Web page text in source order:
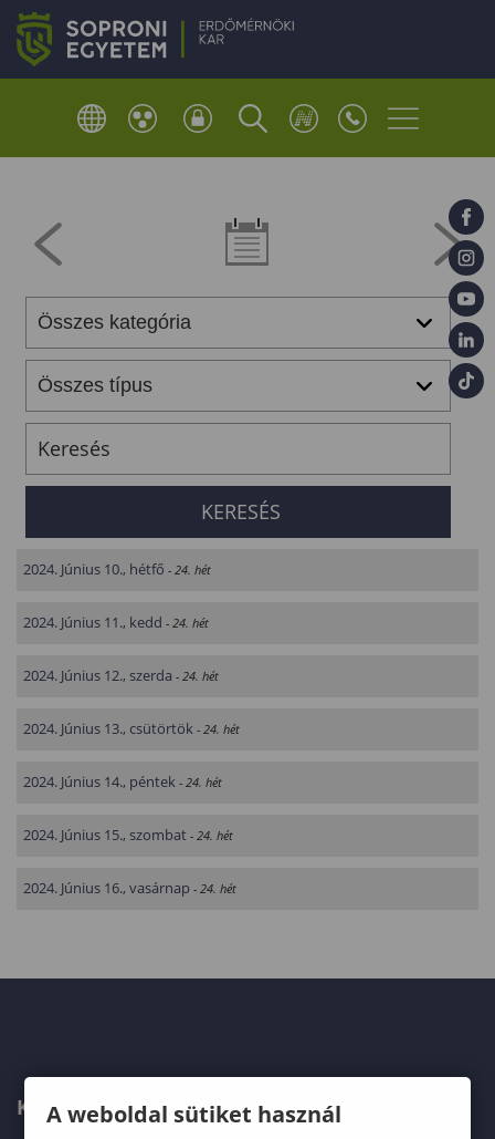
2024. Június 10., hétfő - 24. hét
2024. Június 11., kedd - 24. hét
2024. Június 12., szerda - 24. hét
2024. Június 13., csütörtök - 24. hét
2024. Június 14., péntek - 24. hét
2024. Június 15., szombat - 24. hét
2024. Június 16., vasárnap - 24. hét
KARUNK
A weboldal sütiket használ